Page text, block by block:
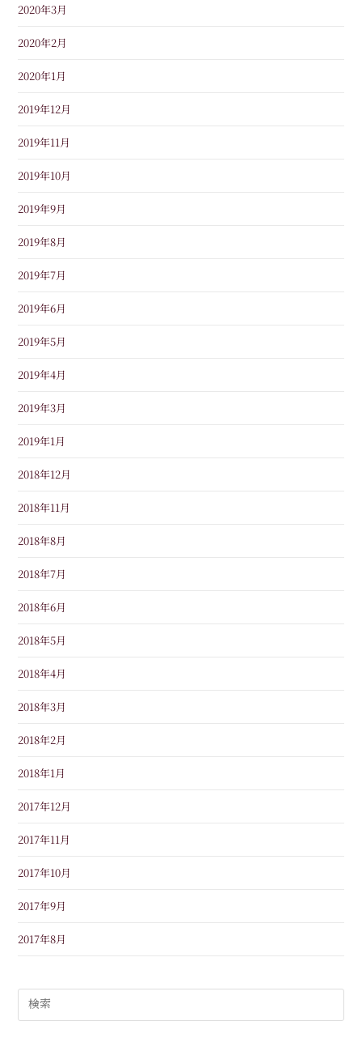
2020年3月
2020年2月
2020年1月
2019年12月
2019年11月
2019年10月
2019年9月
2019年8月
2019年7月
2019年6月
2019年5月
2019年4月
2019年3月
2019年1月
2018年12月
2018年11月
2018年8月
2018年7月
2018年6月
2018年5月
2018年4月
2018年3月
2018年2月
2018年1月
2017年12月
2017年11月
2017年10月
2017年9月
2017年8月